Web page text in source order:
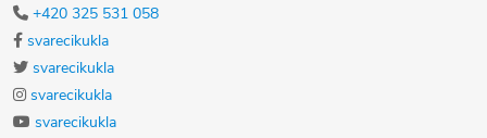
+420 325 531 058
svarecikukla
svarecikukla
svarecikukla
svarecikukla